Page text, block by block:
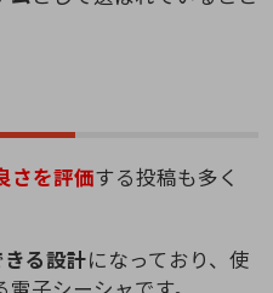
さを評価する投稿も多く
る設計になっており、使